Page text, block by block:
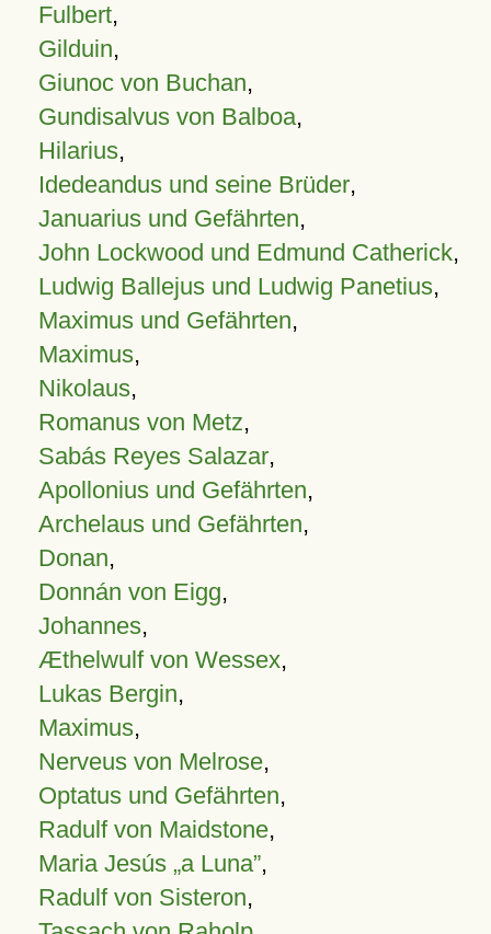
Fulbert,
Gilduin,
Giunoc von Buchan,
Gundisalvus von Balboa,
Hilarius,
Idedeandus und seine Brüder,
Januarius und Gefährten,
John Lockwood und Edmund Catherick,
Ludwig Ballejus und Ludwig Panetius,
Maximus und Gefährten,
Maximus,
Nikolaus,
Romanus von Metz,
Sabás Reyes Salazar,
Apollonius und Gefährten,
Archelaus und Gefährten,
Donan,
Donnán von Eigg,
Johannes,
Æthelwulf von Wessex,
Lukas Bergin,
Maximus,
Nerveus von Melrose,
Optatus und Gefährten,
Radulf von Maidstone,
Maria Jesús „a Luna”,
Radulf von Sisteron,